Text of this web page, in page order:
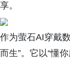
享。
作为萤石AI穿戴
而生”。它以“懂